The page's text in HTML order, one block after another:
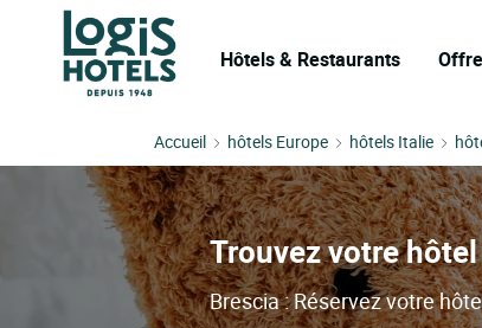
Hôtels & Restaurants
Accueil hôtels Europe hôtels Italie
Trouvez votre
Brescia : Réservez votre